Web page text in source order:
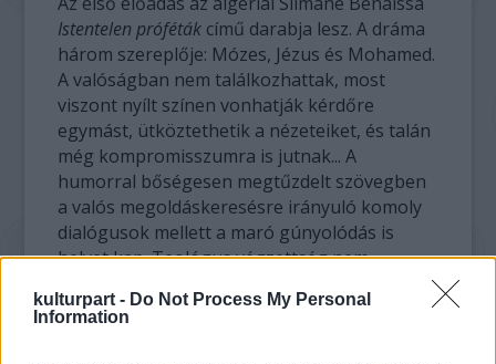
kulturpart - Do Not Process My Personal
Information
Istentelen próféták című darabja lesz. A dráma
három szereplője: Mózes, Jézus és Mohamed.
A valóságban nem találkozhattak, most
viszont nyílt színen vonhatják kérdőre
egymást, ütköztethetik a nézeteiket, és talán
még kompromisszumra is jutnak... A
humorral bőségesen megtűzdelt szövegben
a valós megoldáskeresésre irányuló komoly
dialógusok mellett a maró gúnyolódás is
helyet kap. Teológus végzettség nem